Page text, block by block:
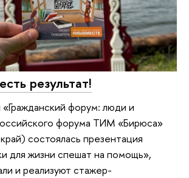
результат!
форум: люди и
форума ТИМ «Бирюса»
состоялась презентация
для жизни спешат на помощь»,
и реализуют стажер-